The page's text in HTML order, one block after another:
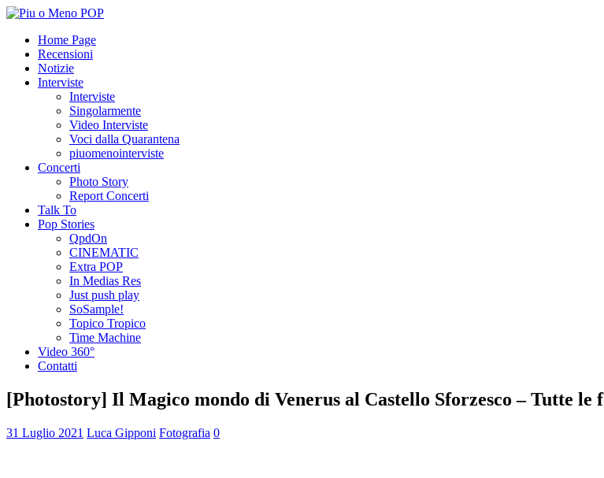
Home Page
Recensioni
Notizie
Interviste
Interviste
Singolarmente
Video Interviste
Voci dalla Quarantena
piuomenointerviste
Concerti
Photo Story
Report Concerti
Talk To
Pop Stories
QpdOn
CINEMATIC
Extra POP
In Medias Res
Just push play
SoSample!
Topico Tropico
Time Machine
Video 360°
Contatti
[Photostory] Il Magico mondo di Venerus al Castello Sforzesco – Tutte le
31 Luglio 2021 Luca Gipponi Fotografia 0